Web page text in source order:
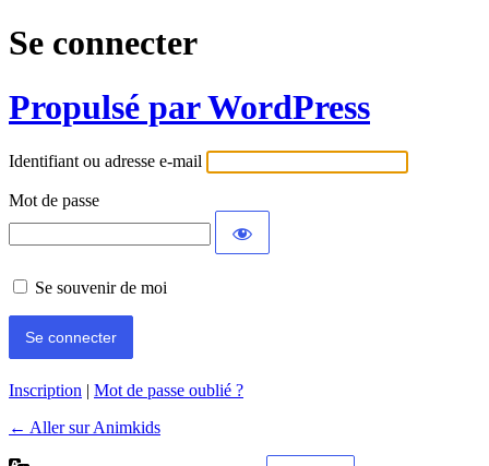
Se connecter
Propulsé par WordPress
Identifiant ou adresse e-mail
Mot de passe
Se souvenir de moi
Inscription | Mot de passe oublié ?
← Aller sur Animkids